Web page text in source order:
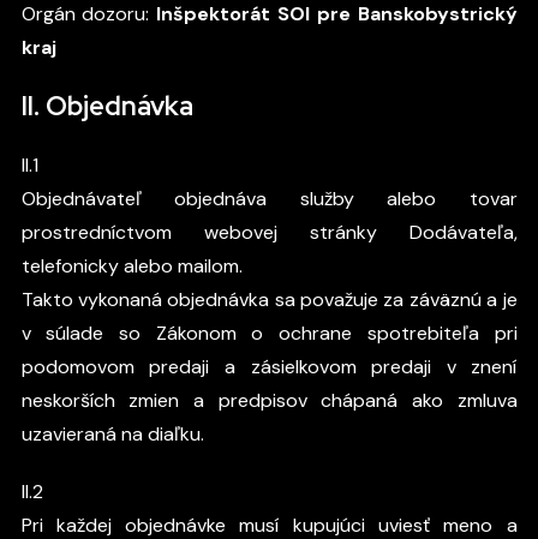
Orgán dozoru: Inšpektorát SOI pre Banskobystrický
kraj
II. Objednávka
II.1
Objednávateľ objednáva služby alebo tovar
prostredníctvom webovej stránky Dodávateľa,
telefonicky alebo mailom.
Takto vykonaná objednávka sa považuje za záväznú a je
v súlade so Zákonom o ochrane spotrebiteľa pri
podomovom predaji a zásielkovom predaji v znení
neskorších zmien a predpisov chápaná ako zmluva
uzavieraná na diaľku.
II.2
Pri každej objednávke musí kupujúci uviesť meno a